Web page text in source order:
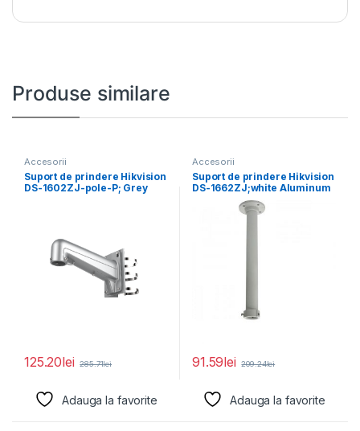
Produse similare
Accesorii
Suport de prindere Hikvision
DS-1602ZJ-pole-P; Grey
125.20lei 285.71lei
Adauga la favorite
Accesorii
Suport de prindere Hikvision
DS-1662ZJ;white Aluminum
alloy Φ116.5×500mm
91.59lei 209.24lei
Adauga la favorite